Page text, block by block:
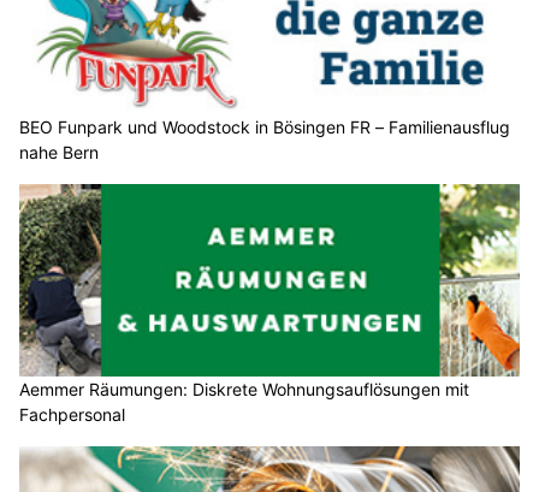
BEO Funpark und Woodstock in Bösingen FR – Familienausflug
nahe Bern
Aemmer Räumungen: Diskrete Wohnungsauflösungen mit
Fachpersonal